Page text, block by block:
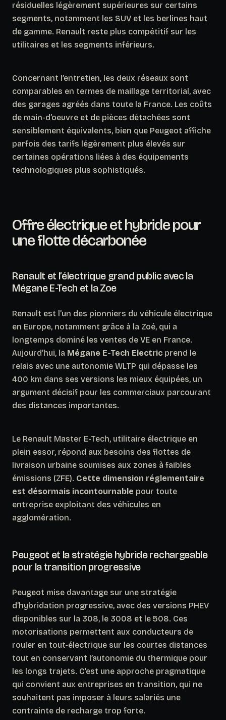
résiduelles légèrement supérieures sur certains
segments, notamment les SUV et les berlines haut
de gamme. Renault reste plus compétitif sur les
utilitaires et les segments inférieurs.
Concernant l’entretien, les deux réseaux sont
comparables en termes de maillage territorial, avec
des garages agréés dans toute la France. Les coûts
de main-d’oeuvre et de pièces détachées sont
sensiblement équivalents, bien que Peugeot affiche
parfois des tarifs légèrement plus élevés sur
certaines opérations liées à des équipements
technologiques plus sophistiqués.
Offre électrique et hybride pour
une flotte décarbonée
Renault et l’électrique grand public avec la
Mégane E-Tech et la Zoe
Renault est l’un des pionniers du véhicule électrique
en Europe, notamment grâce à la Zoé, qui a
longtemps dominé les ventes de VE en France.
Aujourd’hui, la Mégane E-Tech Electric prend le
relais avec une autonomie WLTP qui dépasse les
400 km dans ses versions les mieux équipées, un
argument décisif pour les commerciaux parcourant
des distances importantes.
Le Renault Master E-Tech, utilitaire électrique en
plein essor, répond aux besoins des flottes de
livraison urbaine soumises aux zones à faibles
émissions (ZFE). Cette dimension réglementaire
est désormais incontournable pour toute
entreprise exploitant des véhicules en
agglomération.
Peugeot et la stratégie hybride rechargeable
pour la transition progressive
Peugeot mise davantage sur une stratégie
d’hybridation progressive, avec des versions PHEV
disponibles sur la 308, le 3008 et le 508. Ces
motorisations permettent aux conducteurs de
rouler en tout-électrique sur les courtes distances
tout en conservant l’autonomie du thermique pour
les longs trajets. C’est une approche pragmatique
qui convient aux entreprises en transition, qui ne
souhaitent pas imposer à leurs salariés une
contrainte de recharge trop forte.